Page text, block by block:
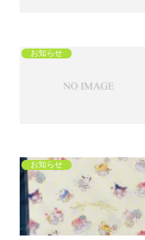
お知らせ
お知らせ